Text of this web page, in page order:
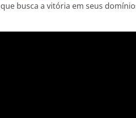
que busca a vitória em seus